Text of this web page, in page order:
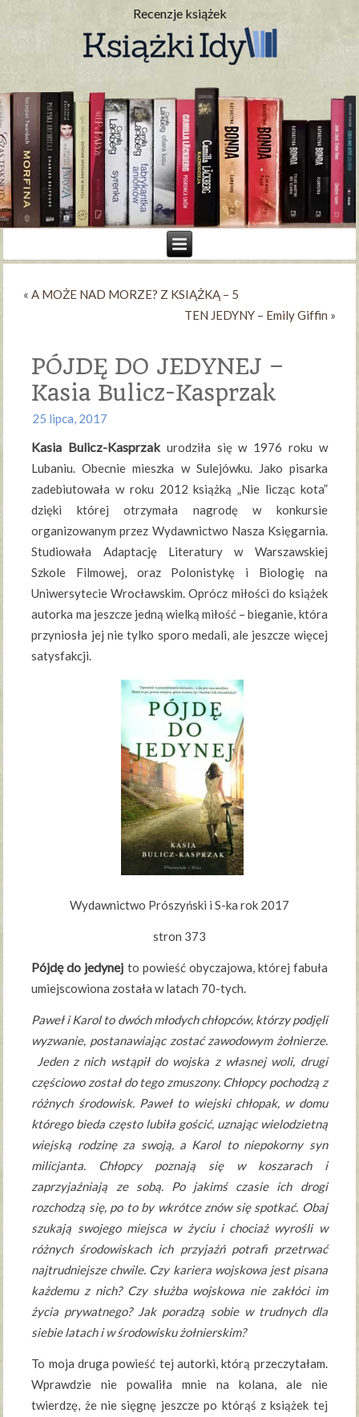
Recenzje książek
«A MOŻE NAD MORZE? Z KSIĄŻKĄ – 5
TEN JEDYNY – Emily Giffin »
PÓJDĘ DO JEDYNEJ –
Kasia Bulicz-Kasprzak
25 lipca, 2017
Kasia Bulicz-Kasprzakurodziła się w 1976 roku w
Lubaniu. Obecnie mieszka w Sulejówku. Jako pisarka
zadebiutowała w roku 2012 książką „Nie licząc kota”
dzięki której otrzymała nagrodę w konkursie
organizowanym przez Wydawnictwo Nasza Księgarnia.
Studiowała Adaptację Literatury w Warszawskiej
Szkole Filmowej, oraz Polonistykę i Biologię na
Uniwersytecie Wrocławskim. Oprócz miłości do książek
autorka ma jeszcze jedną wielką miłość – bieganie, która
przyniosła jej nie tylko sporo medali, ale jeszcze więcej
satysfakcji.
Wydawnictwo Prószyński i S-ka rok 2017
stron 373
Pójdę do jedynej to powieść obyczajowa, której fabuła
umiejscowiona została w latach 70-tych.
Paweł i Karol to dwóch młodych chłopców, którzy podjęli
wyzwanie, postanawiając zostać zawodowym żołnierze.
Jeden z nich wstąpił do wojska z własnej woli, drugi
częściowo został do tego zmuszony. Chłopcy pochodzą z
różnych środowisk. Paweł to wiejski chłopak, w domu
którego bieda często lubiła gościć, uznając wielodzietną
wiejską rodzinę za swoją, a Karol to niepokorny syn
milicjanta. Chłopcy poznają się w koszarach i
zaprzyjaźniają ze sobą. Po jakimś czasie ich drogi
rozchodzą się, po to by wkrótce znów się spotkać. Obaj
szukają swojego miejsca w życiu i chociaż wyrośli w
różnych środowiskach ich przyjaźń potrafi przetrwać
najtrudniejsze chwile. Czy kariera wojskowa jest pisana
każdemu z nich? Czy służba wojskowa nie zakłóci im
życia prywatnego? Jak poradzą sobie w trudnych dla
siebie latach i w środowisku żołnierskim?
To moja druga powieść tej autorki, którą przeczytałam.
Wprawdzie nie powaliła mnie na kolana, ale nie
twierdzę, że nie sięgnę jeszcze po którąś z książek tej